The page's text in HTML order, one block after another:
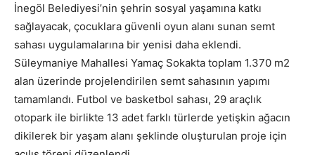
İnegöl Belediyesi’nin şehrin sosyal yaşamına katkı
sağlayacak, çocuklara güvenli oyun alanı sunan semt
sahası uygulamalarına bir yenisi daha eklendi.
Süleymaniye Mahallesi Yamaç Sokakta toplam 1.370 m2
alan üzerinde projelendirilen semt sahasının yapımı
tamamlandı. Futbol ve basketbol sahası, 29 araçlık
otopark ile birlikte 13 adet farklı türlerde yetişkin ağacın
dikilerek bir yaşam alanı şeklinde oluşturulan proje için